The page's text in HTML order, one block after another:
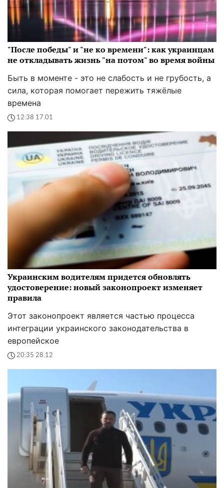
"После победы" и "не ко времени": как украинцам
не откладывать жизнь "на потом" во время войны
Быть в моменте - это не слабость и не грубость, а
сила, которая помогает пережить тяжёлые
времена
12:38 17.01
Украинским водителям придется обновлять
удостоверение: новый законопроект изменяет
правила
Этот законопроект является частью процесса
интеграции украинского законодательства в
европейское
20:35 28.12